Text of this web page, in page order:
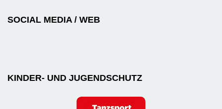
SOCIAL MEDIA / WEB
KINDER- UND JUGENDSCHUTZ